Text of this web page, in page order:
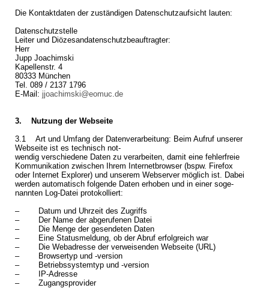
Die Kon­takt­da­ten der zu­stän­di­gen Da­ten­schutz­auf­sicht lau­ten:
Da­ten­schutz­stel­le
Lei­ter und Diö­ze­san­da­ten­schutz­be­auf­trag­ter:
Herr
Jupp Joa­chim­ski
Ka­pel­len­str. 4
80333 Mün­chen
Tel. 089 / 2137 1796
E-Mail: jjoachimski@​eomuc.​de
3. Nut­zung der Web­sei­te
3.1 Art und Um­fang der Da­ten­ver­ar­bei­tung: Beim Auf­ruf un­se­rer
Web­sei­te ist es tech­nisch not-
wen­dig ver­schie­de­ne Daten zu ver­ar­bei­ten, damit eine feh­ler­freie
Kom­mu­ni­ka­ti­on zwi­schen Ihrem In­ter­net­brow­ser (bspw. Fi­re­fox
oder In­ter­net Ex­plo­rer) und un­se­rem Web­ser­ver mög­lich ist. Dabei
wer­den au­to­ma­tisch fol­gen­de Daten er­ho­ben und in einer so­ge­
nann­ten Log-Da­tei pro­to­kol­liert:
– Datum und Uhr­zeit des Zu­griffs
– Der Name der ab­ge­ru­fe­nen Datei
– Die Menge der ge­sen­de­ten Daten
– Eine Sta­tus­mel­dung, ob der Abruf er­folg­reich war
– Die Web­adres­se der ver­wei­sen­den Web­sei­te (URL)
– Brow­ser­typ und -ver­si­on
– Be­triebs­sys­tem­typ und -ver­si­on
– IP-Adres­se
– Zu­gangs­pro­vi­der